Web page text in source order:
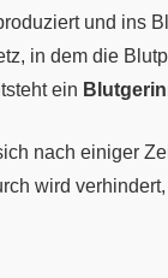
und ins
in dem die
ein
nach einiger
wird